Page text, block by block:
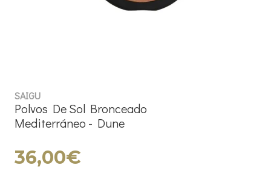
SAIGU
Polvos De Sol Bronceado
Mediterráneo - Dune
36,00€